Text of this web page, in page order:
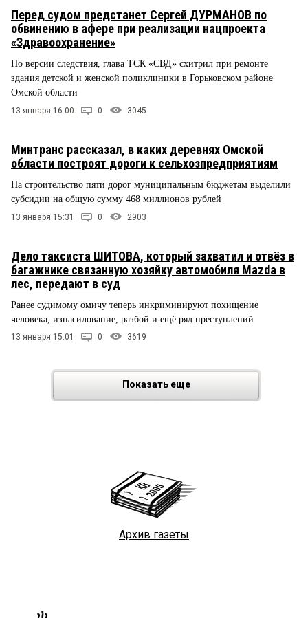
Перед судом предстанет Сергей ДУРМАНОВ по
обвинению в афере при реализации нацпроекта
«Здравоохранение»
По версии следствия, глава ТСК «СВД» схитрил при ремонте
здания детской и женской поликлиники в Горьковском районе
Омской области
13 января 16:00 0 3045
Минтранс рассказал, в каких деревнях Омской
области построят дороги к сельхозпредприятиям
На строительство пяти дорог муниципальным бюджетам выделили
субсидии на общую сумму 468 миллионов рублей
13 января 15:31 0 2903
Дело таксиста ШИТОВА, который захватил и отвёз в
багажнике связанную хозяйку автомобиля Mazda в
лес, передают в суд
Ранее судимому омичу теперь инкриминируют похищение
человека, изнасилование, разбой и ещё ряд преступлений
13 января 15:01 0 3619
Показать еще
Архив газеты